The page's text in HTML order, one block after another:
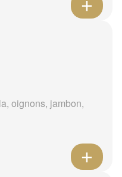
oignons, jambon,